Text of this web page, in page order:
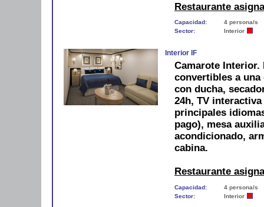
Restaurante
Capacidad:
4 persona/s
Sector:
Interior
Interior IF
Camarote Interior.
convertibles a
con ducha,
24h, TV
principales
pago), mesa
acondicionado,
cabina.
Restaurante
Capacidad:
4 persona/s
Sector:
Interior